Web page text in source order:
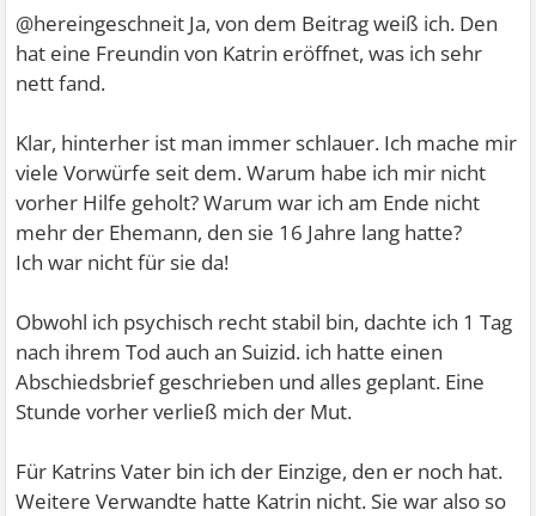
@hereingeschneit Ja, von dem Beitrag weiß ich. Den
hat eine Freundin von Katrin eröffnet, was ich sehr
nett fand.
Klar, hinterher ist man immer schlauer. Ich mache mir
viele Vorwürfe seit dem. Warum habe ich mir nicht
vorher Hilfe geholt? Warum war ich am Ende nicht
mehr der Ehemann, den sie 16 Jahre lang hatte?
Ich war nicht für sie da!
Obwohl ich psychisch recht stabil bin, dachte ich 1 Tag
nach ihrem Tod auch an Suizid. ich hatte einen
Abschiedsbrief geschrieben und alles geplant. Eine
Stunde vorher verließ mich der Mut.
Für Katrins Vater bin ich der Einzige, den er noch hat.
Weitere Verwandte hatte Katrin nicht. Sie war also so